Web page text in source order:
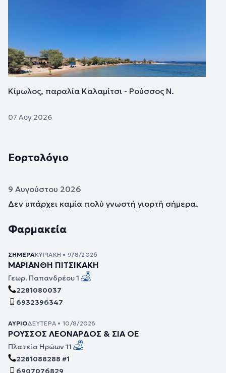
Κίμωλος, παραλία Καλαμίτσι - Ρούσσος Ν.
07 Αυγ 2026
Εορτολόγιο
9 Αυγούστου 2026
Δεν υπάρχει καμία πολύ γνωστή γιορτή σήμερα.
Φαρμακεία
ΣΉΜΕΡΑΚΥΡΙΑΚΉ • 9/8/2026
ΜΑΡΙΑΝΘΗ ΠΙΤΣΙΚΑΚΗ
Γεωρ. Παπανδρέου 1
2281080037
6932396347
ΑΎΡΙΟΔΕΥΤΈΡΑ • 10/8/2026
ΡΟΥΣΣΟΣ ΛΕΟΝΑΡΔΟΣ & ΣΙΑ ΟΕ
Πλατεία Ηρώων 11
2281088288 #1